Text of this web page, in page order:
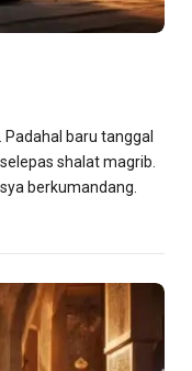
baru tanggal
shalat magrib.
berkumandang.